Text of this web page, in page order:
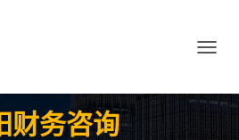
导
财务咨询